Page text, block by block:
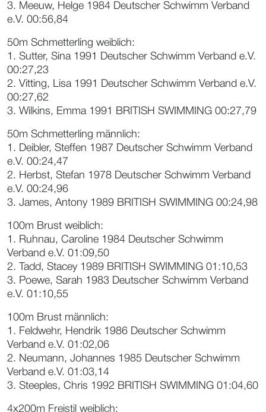
3. Meeuw, Helge 1984 Deutscher Schwimm Verband
e.V. 00:56,84
50m Schmetterling weiblich:
1. Sutter, Sina 1991 Deutscher Schwimm Verband e.V.
00:27,23
2. Vitting, Lisa 1991 Deutscher Schwimm Verband e.V.
00:27,62
3. Wilkins, Emma 1991 BRITISH SWIMMING 00:27,79
50m Schmetterling männlich:
1. Deibler, Steffen 1987 Deutscher Schwimm Verband
e.V. 00:24,47
2. Herbst, Stefan 1978 Deutscher Schwimm Verband
e.V. 00:24,96
3. James, Antony 1989 BRITISH SWIMMING 00:24,98
100m Brust weiblich:
1. Ruhnau, Caroline 1984 Deutscher Schwimm
Verband e.V. 01:09,50
2. Tadd, Stacey 1989 BRITISH SWIMMING 01:10,53
3. Poewe, Sarah 1983 Deutscher Schwimm Verband
e.V. 01:10,55
100m Brust männlich:
1. Feldwehr, Hendrik 1986 Deutscher Schwimm
Verband e.V. 01:02,06
2. Neumann, Johannes 1985 Deutscher Schwimm
Verband e.V. 01:03,14
3. Steeples, Chris 1992 BRITISH SWIMMING 01:04,60
4x200m Freistil weiblich: